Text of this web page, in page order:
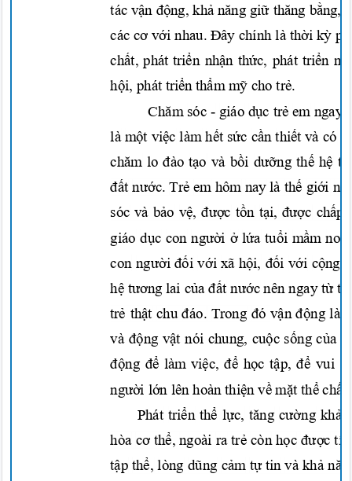
tácvận động, khả năng giữ thăng bằng,
cáccơ vớinhau. Đây chính là thời kỳ
chất,pháttriển nhận thức, pháttriển
hội,pháttriển thẩm mỹ chotrẻ.
Chăm sóc - giáo dục trẻ em ngay
làmột việc làmhết sức cần thiếtvà có ý
chăm lođào tạovà bồi dưỡng thế hệ
đất nước. Trẻem hôm nay là thế giới
sóc vàbảo vệ, được tồn tại, được chấp
giáodục conngười ở lứa tuổi mầmnon
con người đối vớixãhội, đối với cộng
hệ tương lai của đất nướcnên ngay từ
trẻ thậtchuđáo. Trong đóvận động là
và động vậtnói chung, cuộc sống của
động đểlàmviệc, để học tập, đểvui
người lớn lên hoàn thiện về mặt thể
Phát triển thể lực, tăng cường khả
hòa cơ thể, ngoài ra trẻcònhọc được
tập thể,lòngdũng cảm tựtin vàkhả năn